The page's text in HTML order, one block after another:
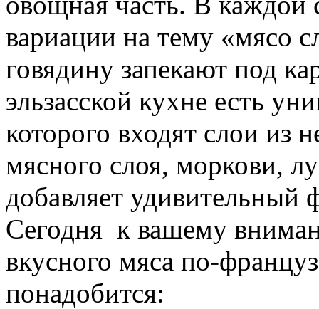
вариации на тему «мясо
говядину запекают под
эльзасской кухне есть
которого входят слои из
мясного слоя, моркови,
добавляет удивительный
Сегодня к вашему
вкусного мяса по-
понадобится: